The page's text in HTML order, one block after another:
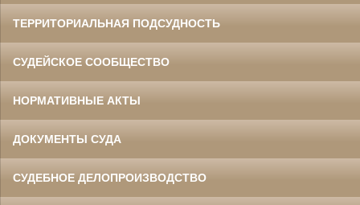
ТЕРРИТОРИАЛЬНАЯ ПОДСУДНОСТЬ
СУДЕЙСКОЕ СООБЩЕСТВО
НОРМАТИВНЫЕ АКТЫ
ДОКУМЕНТЫ СУДА
СУДЕБНОЕ ДЕЛОПРОИЗВОДСТВО